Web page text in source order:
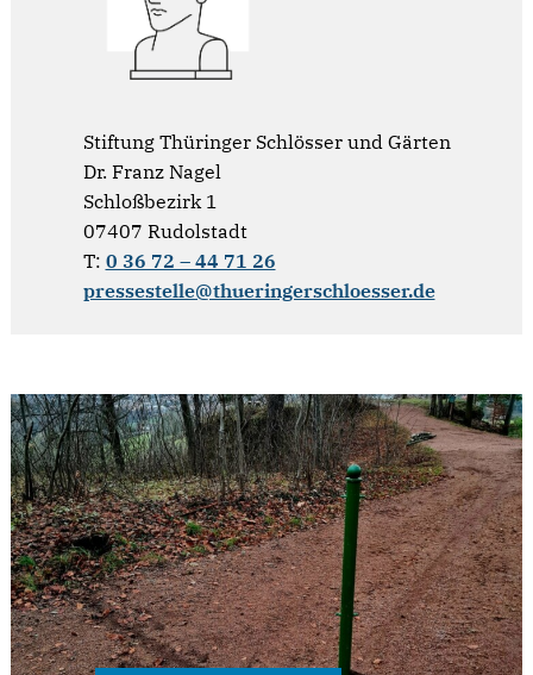
Stiftung Thüringer Schlösser und Gärten
Dr. Franz Nagel
Schloßbezirk 1
07407 Rudolstadt
T: 0 36 72 – 44 71 26
pressestelle@thueringerschloesser.de